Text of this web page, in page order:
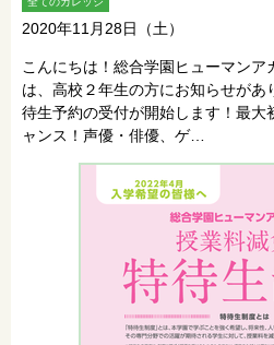
2020年11月28日（土）
こんにちは！総合学園ヒューマンア
は、高校２年生の方にお知らせが
待生予約の受付が開始します！最大
ャンス！声優・俳優、ゲ…